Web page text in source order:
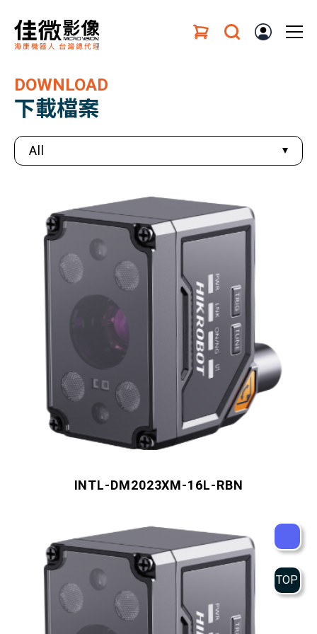
DOWNLOAD
下載檔案
All
INTL-DM2023XM-16L-RBN
TOP